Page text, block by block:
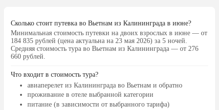
Сколько стоит путевка во Вьетнам из Калининграда в июне?
Минимальная стоимость путевки на двоих взрослых в июне — от
184 835 рублей (цена актуальна на 23 мая 2026) за 5 ночей.
Средняя стоимость тура во Вьетнам из Калининграда — от 276
660 рублей.
Что входит в стоимость тура?
авиаперелет из Калининграда во Вьетнам и обратно
проживание в отеле выбранной категории
питание (в зависимости от выбранного тарифа)